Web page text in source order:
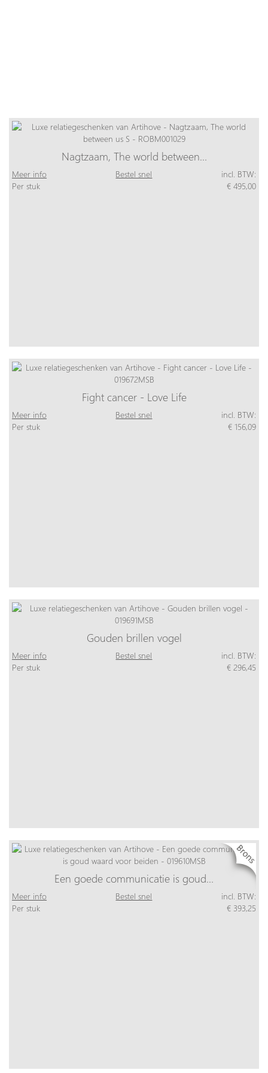
Nagtzaam, The world between…
Meer info Bestel snel
incl. BTW:
Per stuk
€ 495,00
Fight cancer - Love Life
Meer info Bestel snel
incl. BTW:
Per stuk
€ 156,09
Gouden brillen vogel
Meer info Bestel snel
incl. BTW:
Per stuk
€ 296,45
Een goede communicatie is goud…
Meer info Bestel snel
incl. BTW:
Per stuk
€ 393,25